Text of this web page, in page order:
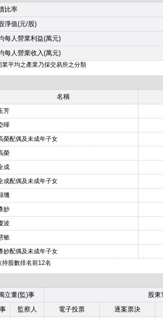
比率
淨值(元/股)
每人營業利益(萬元)
每人營業收入(萬元)
業平均之產業乃採交易所之分類
名稱
芳
暉
榮配偶及未成年子女
榮
成
成配偶及未成年子女
璣
妙
波
敏
妙配偶及未成年子女
持股數排名前12名
立董(監)事
股東
監察人 電子投票 逐案票決